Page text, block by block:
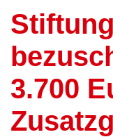
3.700